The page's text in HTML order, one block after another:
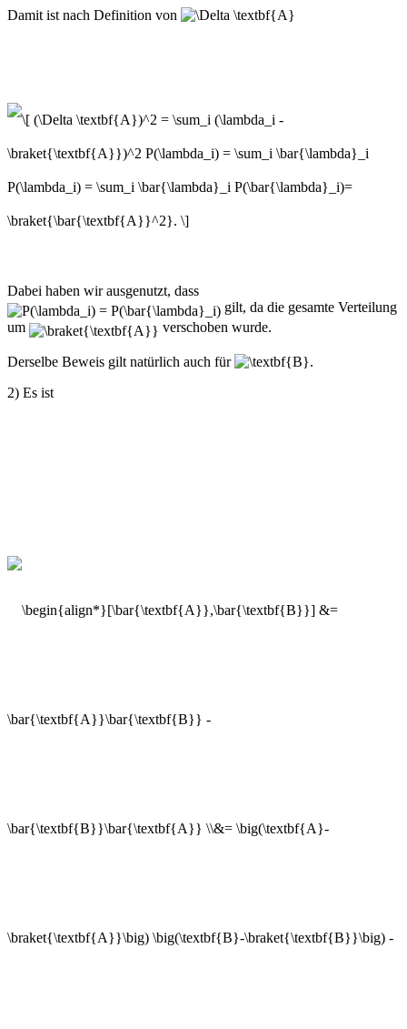
Damit ist nach Definition von
Dabei haben wir ausgenutzt, dass
gilt, da die gesamte Verteilung
um
verschoben wurde.
Derselbe Beweis gilt natürlich auch für
.
2) Es ist